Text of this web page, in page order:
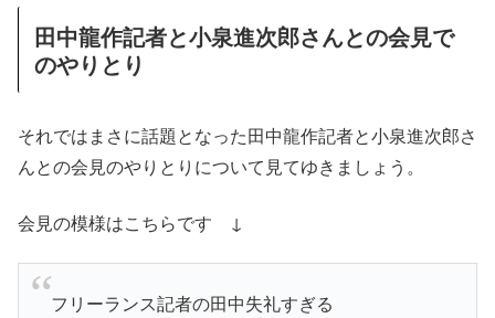
田中龍作記者と小泉進次郎さんとの会見で
のやりとり
それではまさに話題となった田中龍作記者と小泉進次郎さ
んとの会見のやりとりについて見てゆきましょう。
会見の模様はこちらです ↓
フリーランス記者の田中失礼すぎる